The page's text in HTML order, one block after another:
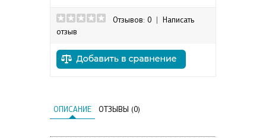
Отзывов: 0
Написать
отзыв
ОПИСАНИЕ ОТЗЫВЫ (0)